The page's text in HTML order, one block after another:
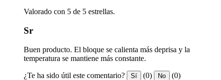
Valorado con 5 de 5 estrellas.
Sr
Buen producto. El bloque se calienta más deprisa y la
temperatura se mantiene más constante.
¿Te ha sido útil este comentario? Sí (0) No (0)